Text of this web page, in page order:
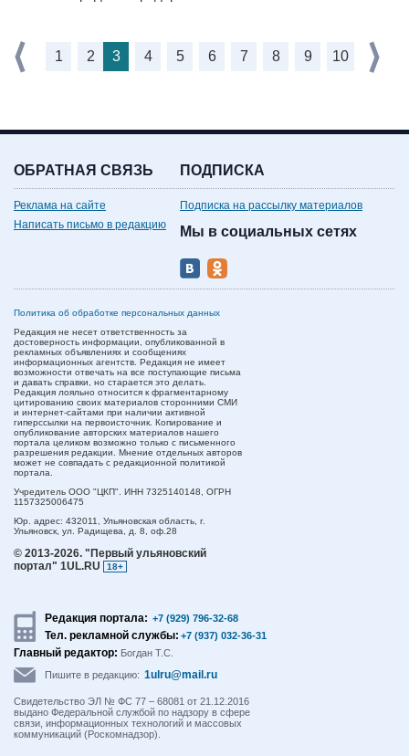
1 2 3 4 5 6 7 8 9 10
ОБРАТНАЯ СВЯЗЬ
Реклама на сайте
Написать письмо в редакцию
ПОДПИСКА
Подписка на рассылку материалов
Мы в социальных сетях
Политика об обработке персональных данных
Редакция не несет ответственность за
достоверность информации, опубликованной в
рекламных объявлениях и сообщениях
информационных агентств. Редакция не имеет
возможности отвечать на все поступающие письма
и давать справки, но старается это делать.
Редакция лояльно относится к фрагментарному
цитированию своих материалов сторонними СМИ
и интернет-сайтами при наличии активной
гиперссылки на первоисточник. Копирование и
опубликование авторских материалов нашего
портала целиком возможно только с письменного
разрешения редакции. Мнение отдельных авторов
может не совпадать с редакционной политикой
портала.
Учредитель ООО "ЦКП". ИНН 7325140148, ОГРН
1157325006475
Юр. адрес: 432011, Ульяновская область, г.
Ульяновск, ул. Радищева, д. 8, оф.28
© 2013-2026. "Первый ульяновский
портал" 1UL.RU
18+
Редакция портала: +7 (929) 796-32-68
Тел. рекламной службы: +7 (937) 032-36-31
Главный редактор: Богдан Т.С.
Пишите в редакцию: 1ulru@mail.ru
Свидетельство ЭЛ № ФС 77 – 68081 от 21.12.2016
выдано Федеральной службой по надзору в сфере
связи, информационных технологий и массовых
коммуникаций (Роскомнадзор).